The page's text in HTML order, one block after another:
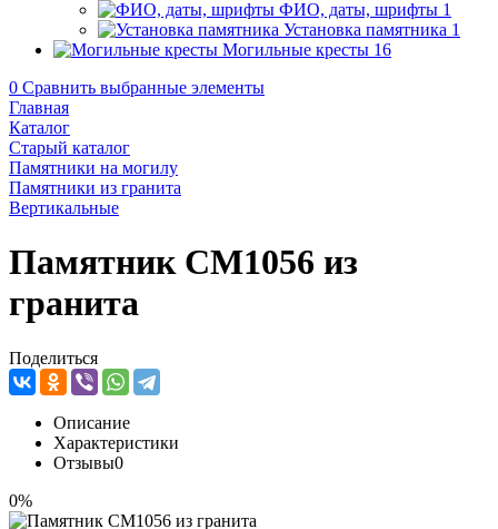
ФИО, даты, шрифты 1
Установка памятника 1
Могильные кресты 16
0 Сравнить выбранные элементы
Главная
Каталог
Старый каталог
Памятники на могилу
Памятники из гранита
Вертикальные
Памятник CM1056 из
гранита
Поделиться
Описание
Характеристики
Отзывы0
0%